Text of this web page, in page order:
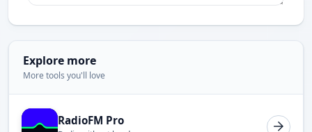
Explore more
More tools you'll love
RadioFM Pro